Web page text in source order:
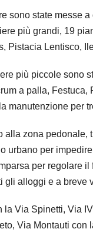
sono state messe
più grandi, 19
Pistacia Lentisco,
più piccole sono
a palla,
manutenzione per
alla zona pedonale,
urbano per
per regolare
gli alloggi e a breve
la Via Spinetti, Via
Via Montauti con